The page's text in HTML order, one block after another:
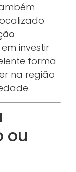
investir
forma
na região
ou